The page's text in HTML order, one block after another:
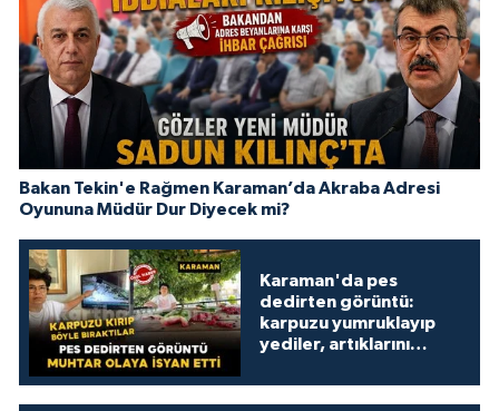
Bakan Tekin'e Rağmen Karaman’da Akraba Adresi
Oyununa Müdür Dur Diyecek mi?
Karaman'da pes
dedirten görüntü:
karpuzu yumruklayıp
yediler, artıklarını